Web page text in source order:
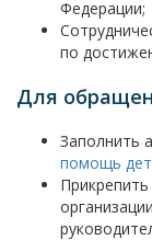
Федерации;
по
Для
Заполнить
помощь